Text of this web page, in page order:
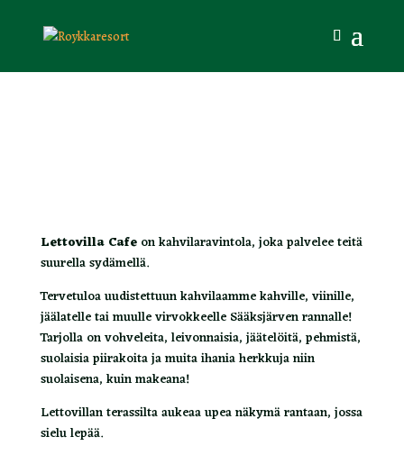
Lettovilla Cafeon kahvilaravintola, joka palvelee teitä
suurella sydämellä.
Tervetuloa uudistettuun kahvilaamme kahville, viinille,
jäälatelle tai muulle virvokkeelle Sääksjärven rannalle!
Tarjolla on vohveleita, leivonnaisia, jäätelöitä, pehmistä,
suolaisia piirakoita ja muita ihania herkkuja niin
suolaisena, kuin makeana!
Lettovillan terassilta aukeaa upea näkymä rantaan, jossa
sielu lepää.